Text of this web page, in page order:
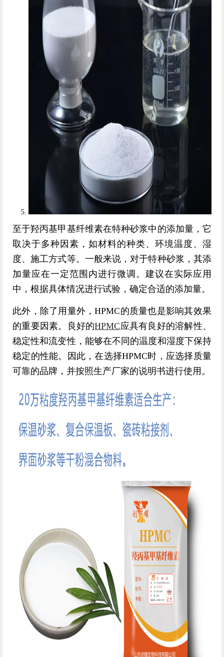
至于羟丙基甲基纤维素在特种砂浆中的添加量，它
取决于多种因素，如材料的种类、环境温度、湿
度、施工方式等。一般来说，对于特种砂浆，其添
加量应在一定范围内进行微调。建议在实际应用
中，根据具体情况进行试验，确定合适的添加量。
此外，除了用量外，HPMC的质量也是影响其效果
的重要因素。良好的HPMC应具有良好的溶解性、
稳定性和流变性，能够在不同的温度和湿度下保持
稳定的性能。因此，在选择HPMC时，应选择质量
可靠的品牌，并按照生产厂家的说明书进行使用。